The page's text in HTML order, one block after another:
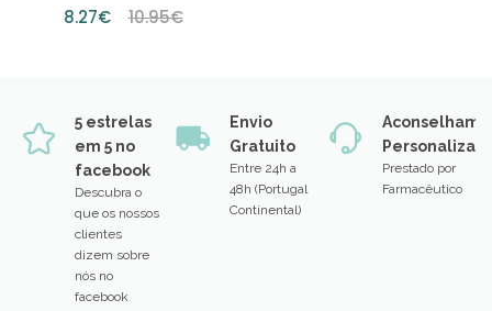
8.27€ 10.95€
5 estrelas
em 5 no
facebook
Descubra o
que os nossos
clientes
dizem sobre
nós no
facebook
Envio
Gratuito
Entre 24h a
48h (Portugal
Continental)
Prestado por
Farmacêutico